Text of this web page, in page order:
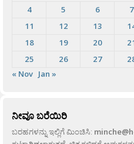
4
5 6 7
11
12 13
18
19 20
25
26 27
« Nov Jan »
ನೀವೂ ಬರೆಯಿರಿ
ಬರಹಗಳನ್ನು ಇಲ್ಲಿಗೆ ಮಿಂಚಿಸಿ: